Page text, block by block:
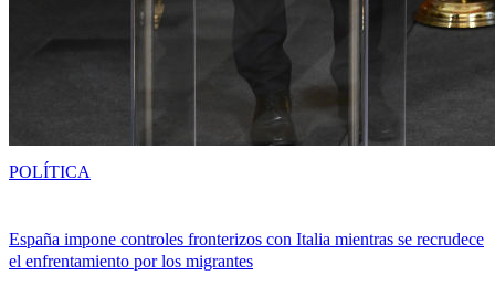
España impone controles fronterizos con Italia mientras se recrudece
el enfrentamiento por los migrantes
POLÍTICA